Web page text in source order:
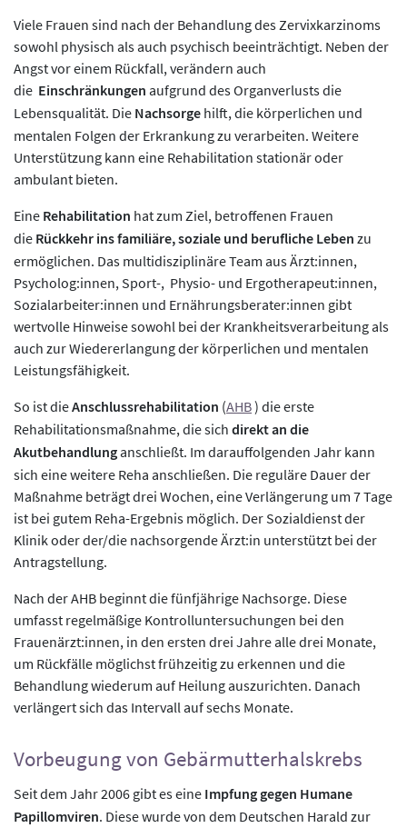
Viele Frauen sind nach der Behandlung des Zervixkarzinoms
sowohl physisch als auch psychisch beeinträchtigt. Neben der
Angst vor einem Rückfall, verändern auch
die Einschränkungen aufgrund des Organverlusts die
Lebensqualität. Die Nachsorge hilft, die körperlichen und
mentalen Folgen der Erkrankung zu verarbeiten. Weitere
Unterstützung kann eine Rehabilitation stationär oder
ambulant bieten.
Eine Rehabilitation hat zum Ziel, betroffenen Frauen
die Rückkehr ins familiäre, soziale und berufliche Leben zu
ermöglichen. Das multidisziplinäre Team aus Ärzt:innen,
Psycholog:innen, Sport-, Physio- und Ergotherapeut:innen,
Sozialarbeiter:innen und Ernährungsberater:innen gibt
wertvolle Hinweise sowohl bei der Krankheitsverarbeitung als
auch zur Wiedererlangung der körperlichen und mentalen
Leistungsfähigkeit.
So ist dieAnschlussrehabilitation (AHB) die erste
Rehabilitationsmaßnahme, die sich direkt an die
Akutbehandlunganschließt. Im darauffolgenden Jahr kann
sich eine weitere Reha anschließen. Die reguläre Dauer der
Maßnahme beträgt drei Wochen, eine Verlängerung um 7 Tage
ist bei gutem Reha-Ergebnis möglich. Der Sozialdienst der
Klinik oder der/die nachsorgende Ärzt:in unterstützt bei der
Antragstellung.
Nach der AHB beginnt die fünfjährige Nachsorge. Diese
umfasst regelmäßige Kontrolluntersuchungen bei den
Frauenärzt:innen, in den ersten drei Jahre alle drei Monate,
um Rückfälle möglichst frühzeitig zu erkennen und die
Behandlung wiederum auf Heilung auszurichten. Danach
verlängert sich das Intervall auf sechs Monate.
Vorbeugung von Gebärmutterhalskrebs
Seit dem Jahr 2006 gibt es eine Impfung gegen Humane
Papillomviren. Diese wurde von dem Deutschen Harald zur